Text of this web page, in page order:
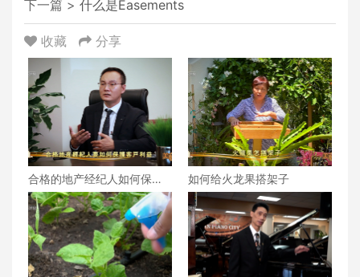
下一篇 > 什么是Easements
收藏 分享
合格的地产经纪人如何保障
客户权益
如何给火龙果搭架子